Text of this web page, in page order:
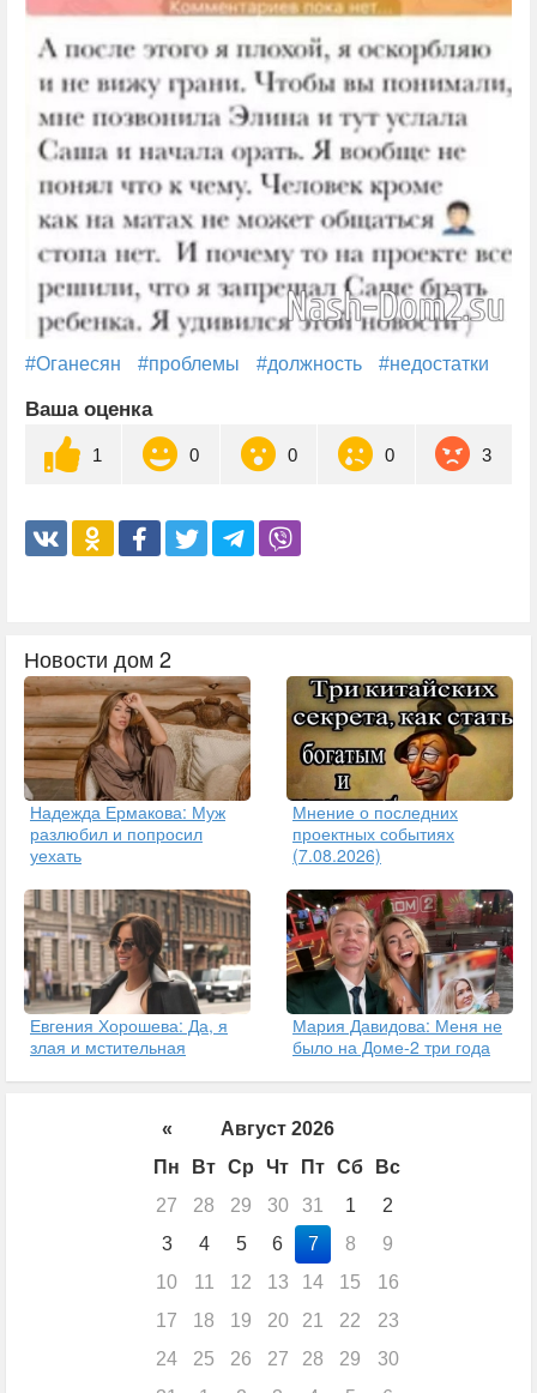
#Оганесян #проблемы #должность #недостатки
Ваша оценка
1 0 0 0 3
Новости дом 2
Надежда Ермакова: Муж
разлюбил и попросил
уехать
Мнение о последних
проектных событиях
(7.08.2026)
Евгения Хорошева: Да, я
злая и мстительная
Мария Давидова: Меня не
было на Доме-2 три года
«
Август 2026
Пн
Вт Ср Чт Пт Сб
Вс
27
28 29 30 31 1
2
3
4 5 6 7 8
9
10
11 12 13 14 15
16
17
18 19 20 21 22
23
24
25 26 27 28 29
30